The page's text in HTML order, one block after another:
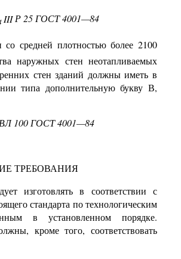
IIIР25ГОСТ4001—84
средней плотностью более 2100
наружных стен неотапливаемых
стен зданий должны иметь в
типа дополнительную букву В,
100ГОСТ4001—84
ТРЕБОВАНИЯ
изготовлять в соответствии с
стандарта по технологическим
в установленном порядке.
кроме того, соответствовать